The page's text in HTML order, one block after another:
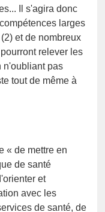
Il s'agira donc
larges
et de nombreux
relever les
n'oubliant pas
tout de même à
« de mettre en
de santé
et
avec les
de santé, de